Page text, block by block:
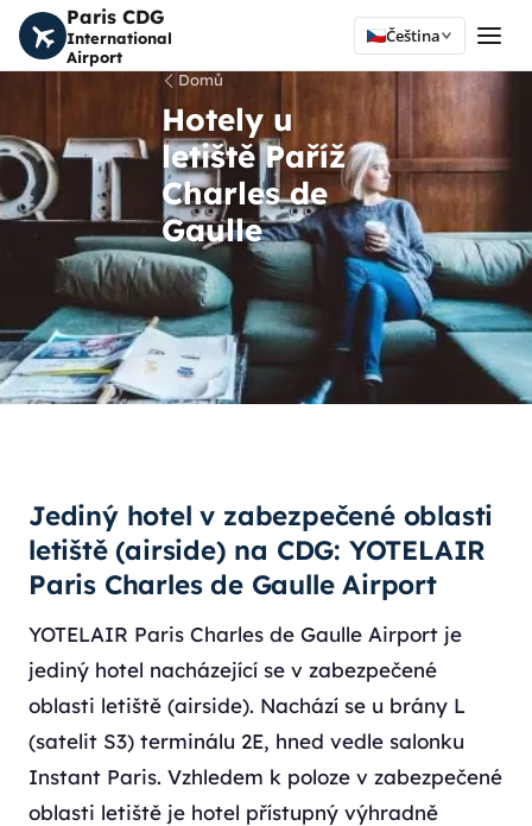
Paris CDG
International
Airport
Čeština
Domů
Hotely u
letiště Paříž
Charles de
Gaulle
Jediný hotel v zabezpečené oblasti
letiště (airside) na CDG: YOTELAIR
Paris Charles de Gaulle Airport
YOTELAIR Paris Charles de Gaulle Airport je
jediný hotel nacházející se v zabezpečené
oblasti letiště (airside). Nachází se u brány L
(satelit S3) terminálu 2E, hned vedle salonku
Instant Paris. Vzhledem k poloze v zabezpečené
oblasti letiště je hotel přístupný výhradně